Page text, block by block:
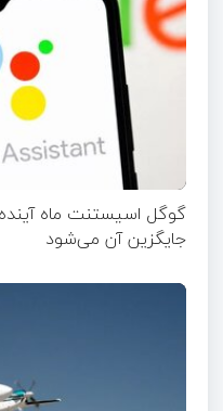
گوگل اسیستنت ماه آینده
جایگزین آن می‌شود